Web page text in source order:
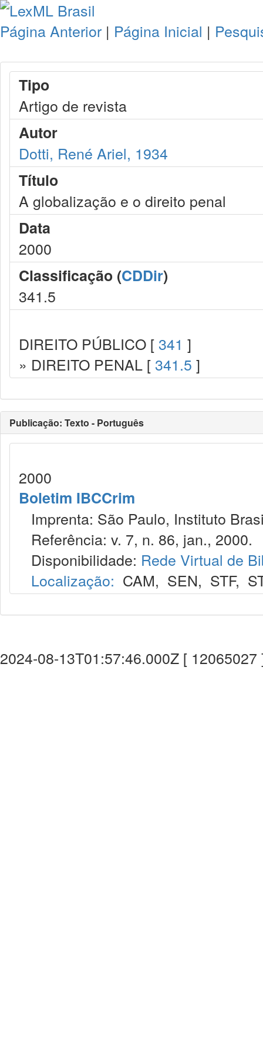
Página Anterior | Página Inicial |
Tipo
Artigo de revista
Autor
Dotti, René Ariel, 1934
Título
A globalização e o direito penal
Data
2000
Classificação (CDDir)
341.5
DIREITO PÚBLICO [ 341 ]
» DIREITO PENAL [ 341.5 ]
Publicação: Texto - Português
2000
Boletim IBCCrim
Imprenta: São Paulo, Instituto
Referência: v. 7, n. 86, jan., 2000.
Disponibilidade: Rede Virtual de
Localização: CAM, SEN, STF,
2024-08-13T01:57:46.000Z [ 12065027